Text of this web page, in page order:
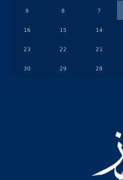
7
8
9
14
15
16
21
22
23
28
29
30